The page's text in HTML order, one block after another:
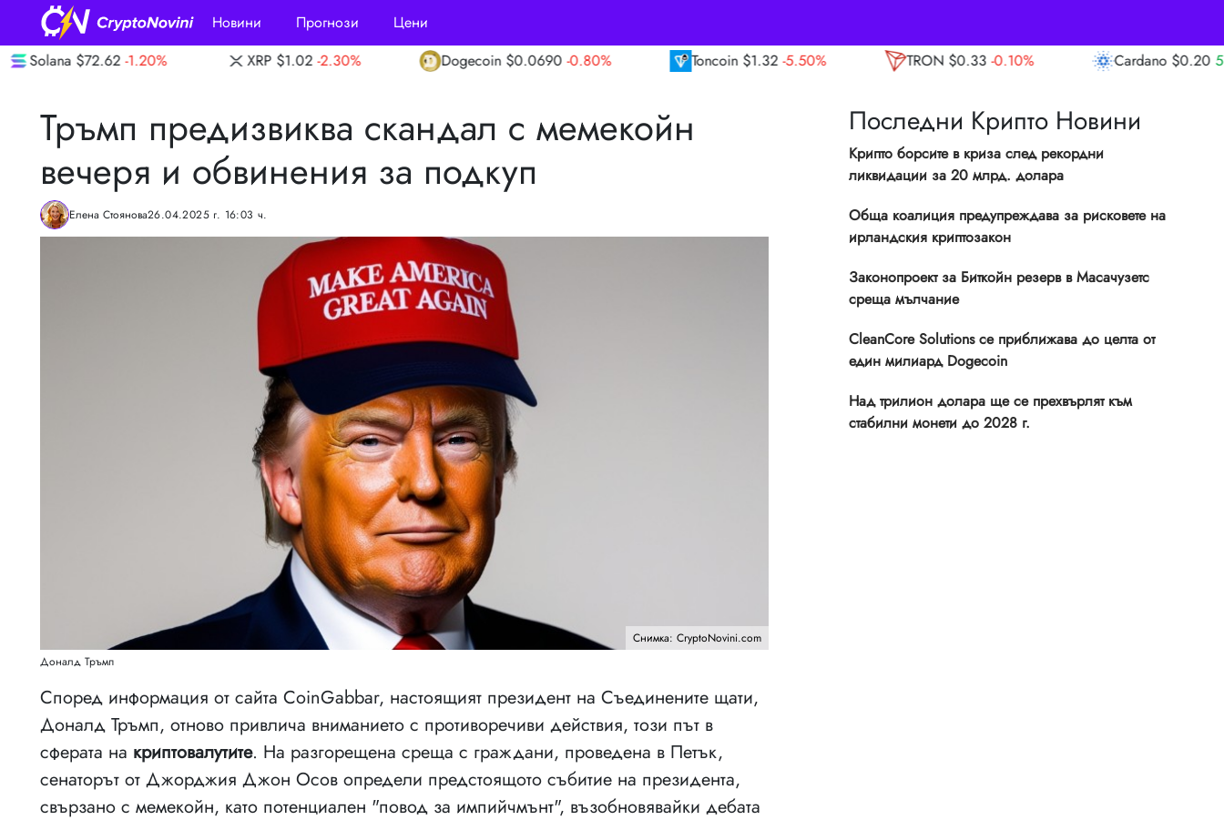
Новини Прогнози
Цени
-1.20% XRP $1.02 -2.30% Dogecoin $0.0690 -0.80% Toncoin -5.50% TRON -0.10% Cardano $0.20 5.10%
Тръмп предизвиква скандал с мемекойн
вечеря и обвинения за подкуп
Елена Стоянова26.04.2025 г. 16:03 ч.
Снимка: CryptoNovini.com
Доналд Тръмп
Според информация от сайта CoinGabbar, настоящият президент на Съединените щати,
Доналд Тръмп, отново привлича вниманието с противоречиви действия, този път в
сферата на криптовалутите. На разгорещена среща с граждани, проведена в Петък,
сенаторът от Джорджия Джон Осов определи предстоящото събитие на президента,
свързано с мемекойн, като потенциален "повод за импийчмънт", възобновявайки дебата
Последни Крипто Новини
Крипто борсите в криза след рекордни
ликвидации за 20 млрд. долара
Обща коалиция предупреждава за рисковете на
ирландския криптозакон
Законопроект за Биткойн резерв в Масачузетс
среща мълчание
CleanCore Solutions се приближава до целта от
един милиард Dogecoin
Над трилион долара ще се прехвърлят към
стабилни монети до 2028 г.